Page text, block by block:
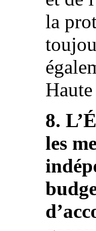
la
8.
les